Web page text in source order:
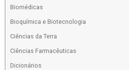
Biomédicas
Bioquímica e Biotecnologia
Ciências da Terra
Ciências Farmacêuticas
Dicionários